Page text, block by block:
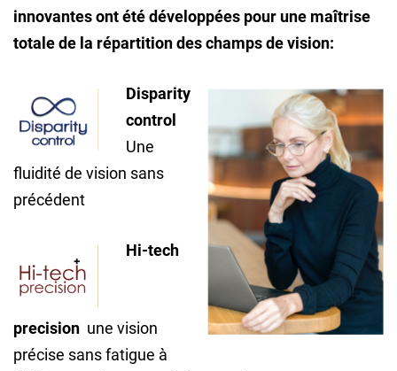
innovantes ont été développées pour une maîtrise
totale de la répartition des champs de vision:
Disparity
control
Une
fluidité de vision sans
précédent
Hi-tech
precision une vision
précise sans fatigue à